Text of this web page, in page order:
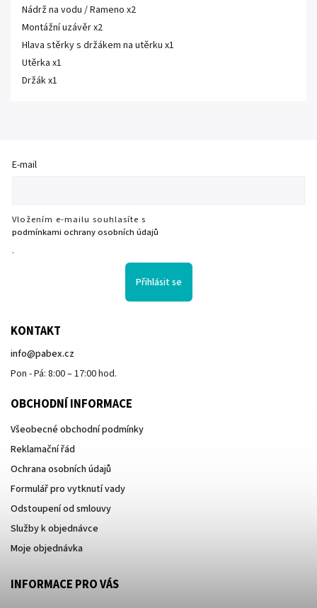
Nádrž na vodu / Rameno x2
Montážní uzávěr x2
Hlava stěrky s držákem na utěrku x1
Utěrka x1
Držák x1
E-mail
Vložením e-mailu souhlasíte s
podmínkami ochrany osobních údajů
.
Přihlásit se
KONTAKT
info@pabex.cz
Pon - Pá: 8:00 – 17:00 hod.
OBCHODNÍ INFORMACE
Všeobecné obchodní podmínky
Reklamační řád
Ochrana osobních údajů
Formulář pro vytknutí vady
Odstoupení od smlouvy
Služby k objednávce
Moje objednávka
INFORMACE PRO VÁS